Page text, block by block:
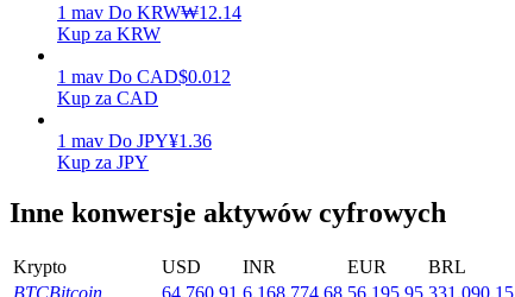
Codziennie zdobywaj konkurencyjne nagrody
1 mav Do KRW₩12.14
Kup za KRW
1 mav Do CAD$0.012
Kup za CAD
1 mav Do JPY¥1.36
Kup za JPY
Inne konwersje aktywów cyfrowych
Krypto USD INR EUR BRL
BTCBitcoin 64,760.91 6,168,774.68 56,195.95 331,090.15